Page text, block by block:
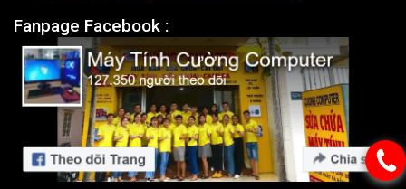
Fanpage Facebook :